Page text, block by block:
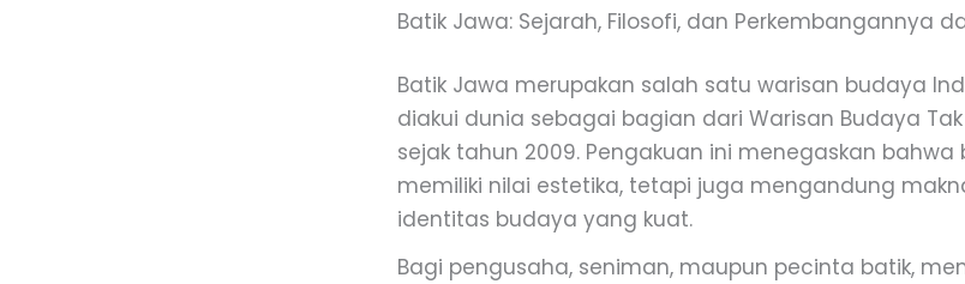
Batik Jawa: Sejarah, Filosofi, dan Perkembangannya
Batik Jawa merupakan salah satu warisan budaya
diakui dunia sebagai bagian dari Warisan Budaya Tak
sejak tahun 2009. Pengakuan ini menegaskan
memiliki nilai estetika, tetapi juga mengandung
identitas budaya yang kuat.
Bagi pengusaha, seniman, maupun pecinta batik,